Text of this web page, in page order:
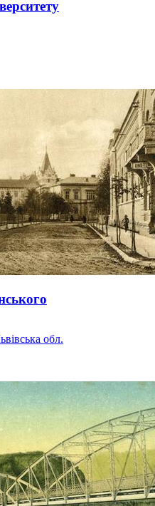
обл.